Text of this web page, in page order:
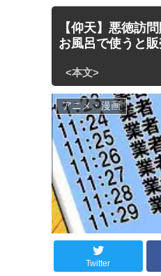
【仰天】悪徳訪
お風呂で使うと
アニメ・漫画
Twitter